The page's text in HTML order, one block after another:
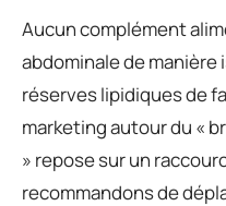
Aucun complément
abdominale de manière
réserves lipidiques de
marketing autour du «
» repose sur un
recommandons de